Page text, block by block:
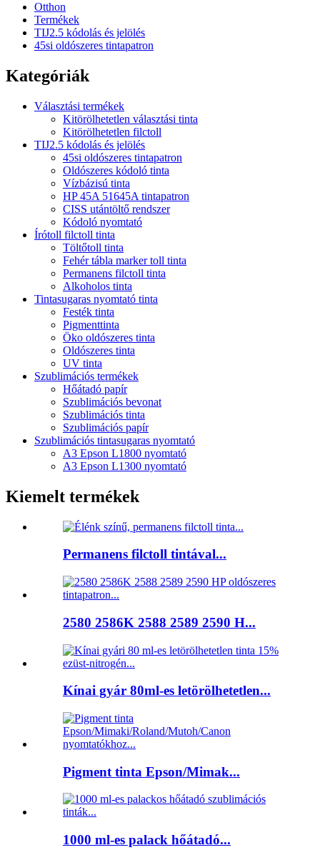
Otthon
Termékek
TIJ2.5 kódolás és jelölés
45si oldószeres tintapatron
Kategóriák
Választási termékek
Kitörölhetetlen választási tinta
Kitörölhetetlen filctoll
TIJ2.5 kódolás és jelölés
45si oldószeres tintapatron
Oldószeres kódoló tinta
Vízbázisú tinta
HP 45A 51645A tintapatron
CISS utántöltő rendszer
Kódoló nyomtató
Írótoll filctoll tinta
Töltőtoll tinta
Fehér tábla marker toll tinta
Permanens filctoll tinta
Alkoholos tinta
Tintasugaras nyomtató tinta
Festék tinta
Pigmenttinta
Öko oldószeres tinta
Oldószeres tinta
UV tinta
Szublimációs termékek
Hőátadó papír
Szublimációs bevonat
Szublimációs tinta
Szublimációs papír
Szublimációs tintasugaras nyomtató
A3 Epson L1800 nyomtató
A3 Epson L1300 nyomtató
Kiemelt termékek
Permanens filctoll tintával...
2580 2586K 2588 2589 2590 H...
Kínai gyár 80ml-es letörölhetetlen...
Pigment tinta Epson/Mimak...
1000 ml-es palack hőátadó...